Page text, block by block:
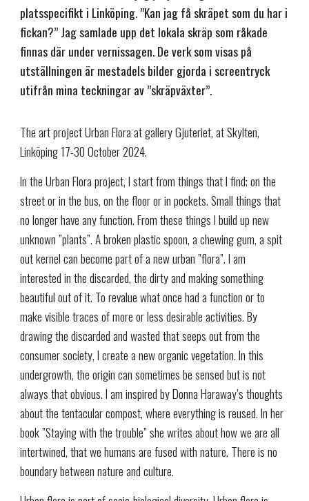
platsspecifikt i Linköping. ”Kan jag få skräpet som du har i
fickan?” Jag samlade upp det lokala skräp som råkade
finnas där under vernissagen. De verk som visas på
utställningen är mestadels bilder gjorda i screentryck
utifrån mina teckningar av ”skräpväxter”.
The art project Urban Flora at gallery Gjuteriet, at Skylten,
Linköping 17-30 October 2024.
In the Urban Flora project, I start from things that I find; on the
street or in the bus, on the floor or in pockets. Small things that
no longer have any function. From these things I build up new
unknown ”plants”. A broken plastic spoon, a chewing gum, a spit
out kernel can become part of a new urban ”flora”. I am
interested in the discarded, the dirty and making something
beautiful out of it. To revalue what once had a function or to
make visible traces of more or less desirable activities. By
drawing the discarded and wasted that seeps out from the
consumer society, I create a new organic vegetation. In this
undergrowth, the origin can sometimes be sensed but is not
always that obvious. I am inspired by Donna Haraway’s thoughts
about the tentacular compost, where everything is reused. In her
book ”Staying with the trouble” she writes about how we are all
intertwined, that we humans are fused with nature. There is no
boundary between nature and culture.